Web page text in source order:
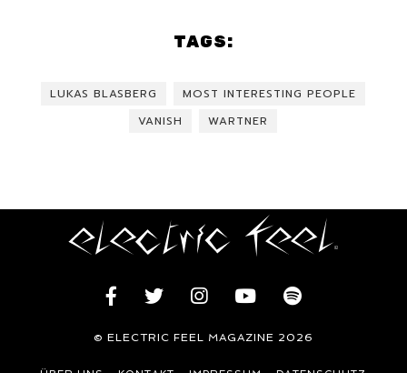
TAGS:
LUKAS BLASBERG
MOST INTERESTING PEOPLE
VANISH
WARTNER
© ELECTRIC FEEL MAGAZINE 2026